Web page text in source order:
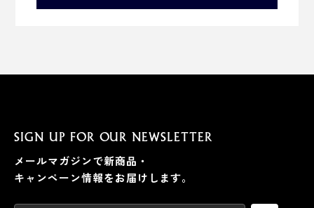
SIGN UP FOR OUR NEWSLETTER
メールマガジンで新商品・
キャンペーン情報をお届けします。